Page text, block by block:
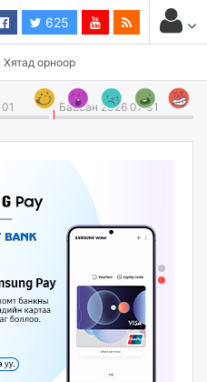
625
Хятад орноор
Баасан 2026 07 31